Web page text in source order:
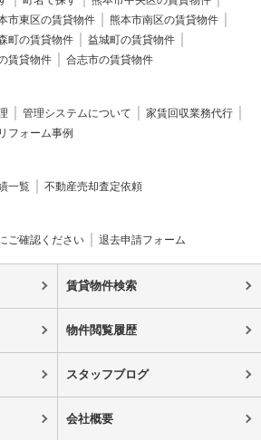
市東区の賃貸物件
熊本市南区の賃貸物件
町の賃貸物件
益城町の賃貸物件
賃貸物件 合志市の賃貸物件
管理システムについて
家賃回収業務代行
フォーム事例
一覧 不動産売却査定依頼
ご確認ください 退去申請フォーム
賃貸物件検索
物件閲覧履歴
スタッフブログ
会社概要